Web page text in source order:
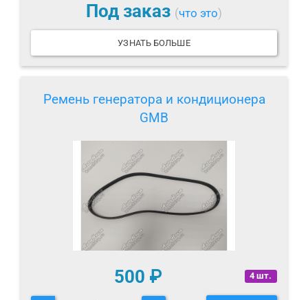
Под заказ (что это)
УЗНАТЬ БОЛЬШЕ
Ремень генератора и кондиционера
GMB
4 шт.
500 ₽